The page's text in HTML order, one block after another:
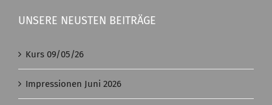
UNSERE NEUSTEN BEITRÄGE
Kurs 09/05/26
Impressionen Juni 2026